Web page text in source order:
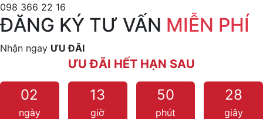
098 366 22 16
ĐĂNG KÝ TƯ VẤN MIỄN PHÍ
Nhận ngay ƯU ĐÃI
ƯU ĐÃI HẾT HẠN SAU
02
ngày
13
giờ
50
phút
25
giây